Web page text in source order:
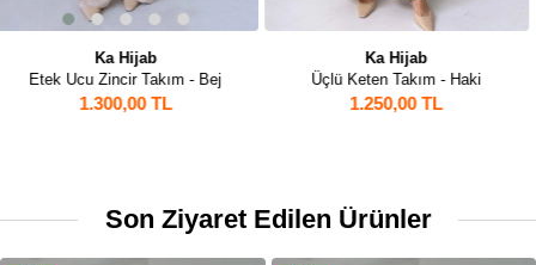
Takım - Haki
1
Kot Detay Gold Düğmeli Ceketli Takım - Siyah
Son Ziyaret Edilen Ürünler